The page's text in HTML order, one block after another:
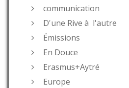
communication
D'une Rive à l'autre
Émissions
En Douce
Erasmus+Aytré
Europe